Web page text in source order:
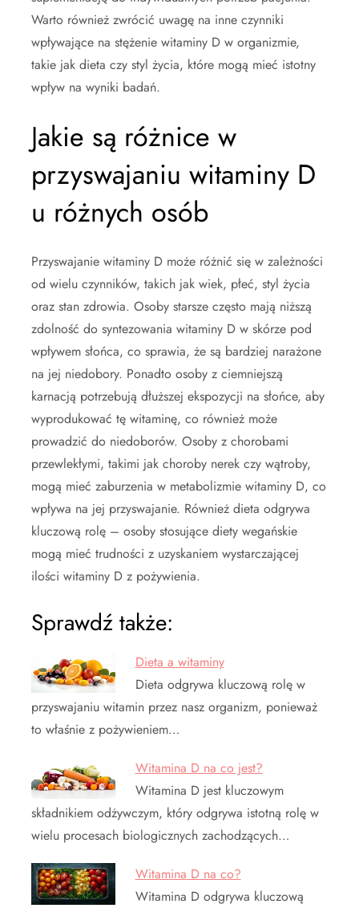
Warto również zwrócić uwagę na inne czynniki
wpływające na stężenie witaminy D w organizmie,
takie jak dieta czy styl życia, które mogą mieć istotny
wpływ na wyniki badań.
Jakie są różnice w
przyswajaniu witaminy D
u różnych osób
Przyswajanie witaminy D może różnić się w zależności
od wielu czynników, takich jak wiek, płeć, styl życia
oraz stan zdrowia. Osoby starsze często mają niższą
zdolność do syntezowania witaminy D w skórze pod
wpływem słońca, co sprawia, że są bardziej narażone
na jej niedobory. Ponadto osoby z ciemniejszą
karnacją potrzebują dłuższej ekspozycji na słońce, aby
wyprodukować tę witaminę, co również może
prowadzić do niedoborów. Osoby z chorobami
przewlekłymi, takimi jak choroby nerek czy wątroby,
mogą mieć zaburzenia w metabolizmie witaminy D, co
wpływa na jej przyswajanie. Również dieta odgrywa
kluczową rolę – osoby stosujące diety wegańskie
mogą mieć trudności z uzyskaniem wystarczającej
ilości witaminy D z pożywienia.
Sprawdź także:
Dieta a witaminy
Dieta odgrywa kluczową rolę w
przyswajaniu witamin przez nasz organizm, ponieważ
to właśnie z pożywieniem…
Witamina D na co jest?
Witamina D jest kluczowym
składnikiem odżywczym, który odgrywa istotną rolę w
wielu procesach biologicznych zachodzących…
Witamina D na co?
Witamina D odgrywa kluczową